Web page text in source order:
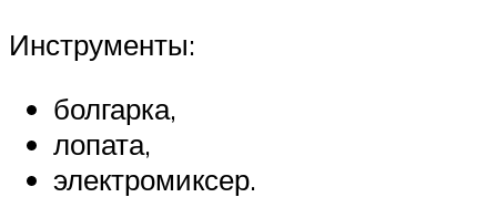
Инструменты:
болгарка,
лопата,
электромиксер.